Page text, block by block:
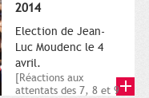
2014
Election de Jean-
Luc Moudenc le 4
avril.
[Réactions aux
attentats des 7, 8 et 9